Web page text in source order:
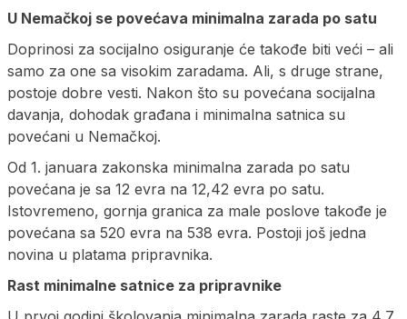
U Nemačkoj se povećava minimalna zarada po satu
Doprinosi za socijalno osiguranje će takođe biti veći – ali
samo za one sa visokim zaradama. Ali, s druge strane,
postoje dobre vesti. Nakon što su povećana socijalna
davanja, dohodak građana i minimalna satnica su
povećani u Nemačkoj.
Od 1. januara zakonska minimalna zarada po satu
povećana je sa 12 evra na 12,42 evra po satu.
Istovremeno, gornja granica za male poslove takođe je
povećana sa 520 evra na 538 evra. Postoji još jedna
novina u platama pripravnika.
Rast minimalne satnice za pripravnike